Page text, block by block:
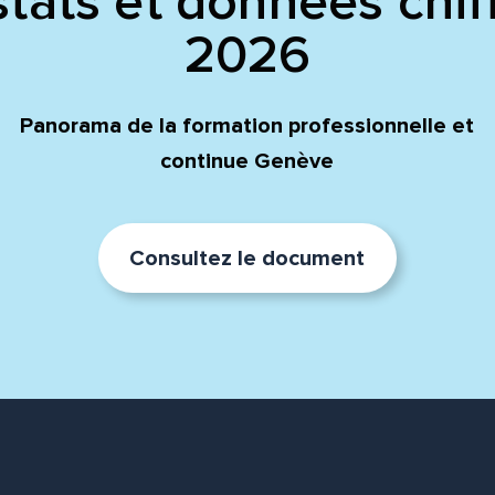
2026
Panorama de la formation professionnelle et
continue Genève
Consultez le document